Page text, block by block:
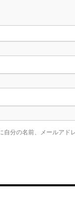
自分の名前、メールアド